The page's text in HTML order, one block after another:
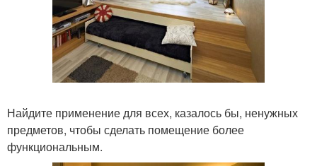
Найдите применение для всех, казалось бы, ненужных
предметов, чтобы сделать помещение более
функциональным.